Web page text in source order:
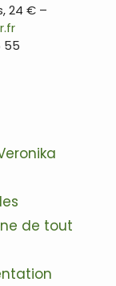
24 € –
55
de tout